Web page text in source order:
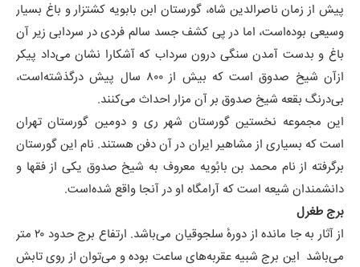
پیش از زمان ناصرالدین شاه، گورستان ابن بابویه کشتزار و باغ بسیار
وسیعی بوده‌است، اما در پی کشف جسد سالم فردی در سردابی زیر آن
باغ و بدست آمدن سنگی درون سرداب که آشکارا نشان می‌داد پیکر
ازآن شیخ صدوق است که بیش از ۸۰۰ سال پیش درگذشته‌است،
بی‌درنگ بقعه شیخ صدوق بر آن مزار احداث می‌کنند.
این مجموعه نخستین گورستان شهر ری و دومین گورستان تهران
است که بسیاری از مشاهیر ایران در آن دفن هستند. نام این گورستان
برگرفته از نام محمد بن بابُویه معروف به شیخ صدوق یکی از فقها و
دانشمندان شیعه است که آرامگاه او در آنجا واقع شده‌است.
برج طغرل
از آثار به جا مانده از دورهٔ سلجوقیان می‌باشد. ارتفاع برج حدود ۲۰ متر
می‌باشد این برج شبیه عقربه‌های ساعت بوده و می‌توان از روی تابش